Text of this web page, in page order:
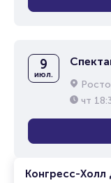
Конгресс-Холл
9
июл.
чт